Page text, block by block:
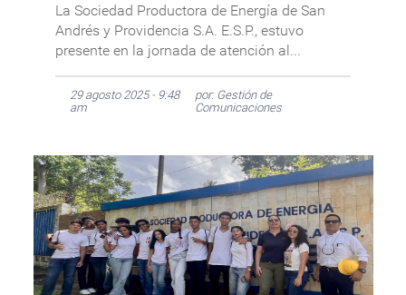
La Sociedad Productora de Energía de San
Andrés y Providencia S.A. E.S.P., estuvo
presente en la jornada de atención al...
29 agosto 2025 - 9:48
am
por: Gestión de
Comunicaciones